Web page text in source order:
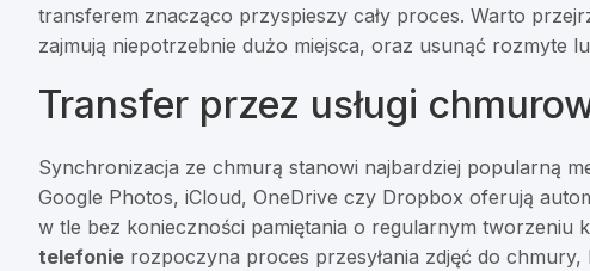
transferem znacząco przyspieszy cały proces. Warto
zajmują niepotrzebnie dużo miejsca, oraz usunąć rozmyte
Transfer przez usługi
Synchronizacja ze chmurą stanowi najbardziej popularną
Google Photos, iCloud, OneDrive czy Dropbox oferują
w tle bez konieczności pamiętania o regularnym tworzeniu
telefonie rozpoczyna proces przesyłania zdjęć do